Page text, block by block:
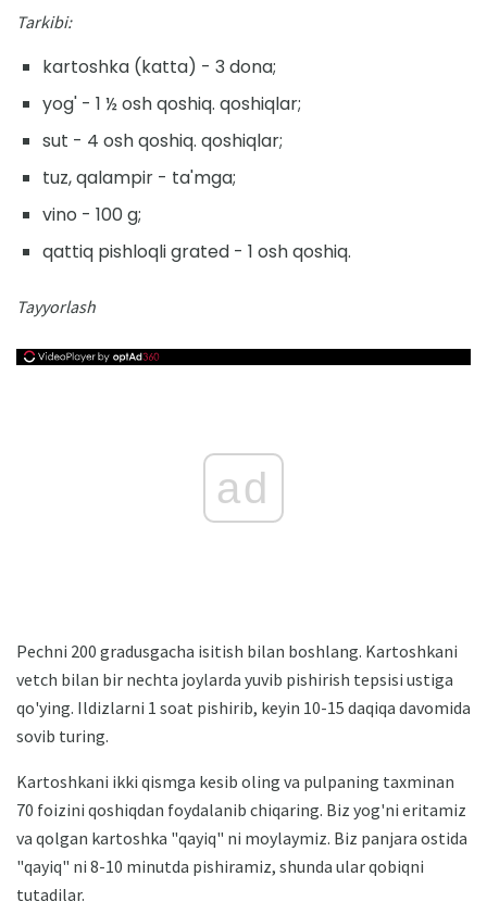
Tarkibi:
kartoshka (katta) - 3 dona;
yog' - 1 ½ osh qoshiq. qoshiqlar;
sut - 4 osh qoshiq. qoshiqlar;
tuz, qalampir - ta'mga;
vino - 100 g;
qattiq pishloqli grated - 1 osh qoshiq.
Tayyorlash
ad
Pechni 200 gradusgacha isitish bilan boshlang. Kartoshkani
vetch bilan bir nechta joylarda yuvib pishirish tepsisi ustiga
qo'ying. Ildizlarni 1 soat pishirib, keyin 10-15 daqiqa davomida
sovib turing.
Kartoshkani ikki qismga kesib oling va pulpaning taxminan
70 foizini qoshiqdan foydalanib chiqaring. Biz yog'ni eritamiz
va qolgan kartoshka "qayiq" ni moylaymiz. Biz panjara ostida
"qayiq" ni 8-10 minutda pishiramiz, shunda ular qobiqni
tutadilar.